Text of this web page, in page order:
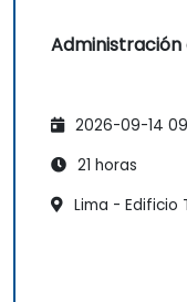
2026-09-14
21 horas
Lima - Edificio